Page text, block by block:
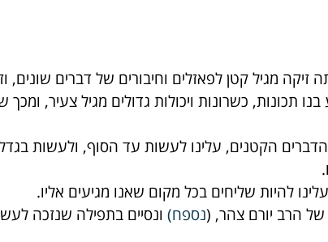
זיקה מגיל קטן לפאזלים וחיבורים של דברים
תכונות, כשרונות ויכולות גדולים מגיל צעיר,
הקטנים, עלינו לעשות עד הסוף, ולעשות
להיות שליחים בכל מקום שאנו מגיעים אליו.
הרב יורם צהר, (נספח) ונסיים בתפילה שנזכה